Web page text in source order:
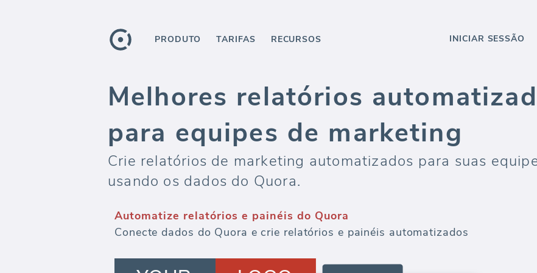
PRODUTO TARIFAS RECURSOS INICIAR SESSÃO
Melhores relatórios
para equipes de marketing
Crie relatórios de marketing automatizados para suas
usando os dados do Quora.
Automatize relatórios e painéis do Quora
Conecte dados do Quora e crie relatórios e painéis automatizados